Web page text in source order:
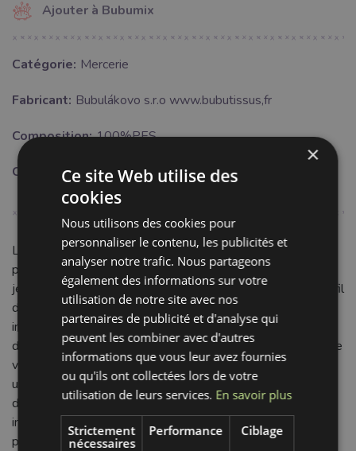
Ajouter à Bubumix
Catégorie: Mercerie
Fabricant: Bubulákovo s.r.o www.bubutissus,fr
Composition: 100%PES
Couleur: gris
Le Fil à coudre Overlock 2700 m (SKU: 41320) est votre
partenaire idéal pour des coutures solides et durables sur
jeans et tissus épais. Conçu en 100% Polyester (PES), ce fil
de surjeteuse offre une robustesse et une longévité
inégalées. Il résiste parfaitement à l'abrasion, à la
décoloration et au rétrécissement, garantissant l'intégrité de
vos créations, même après de multiples lavages et
utilisations intensives. Sa glisse fluide assure une formation
de point régulière et sans effort, pour des finitions
impeccables et professionnelles. D'un coloris gris
polyvalent, il s'intègre harmonieusement avec le denim et
×
Ce site Web utilise des
cookies
Nous utilisons des cookies pour
personnaliser le contenu, les publicités et
analyser notre trafic. Nous partageons
également des informations sur votre
utilisation de notre site avec nos
partenaires de publicité et d'analyse qui
peuvent les combiner avec d'autres
informations que vous leur avez fournies
ou qu'ils ont collectées lors de votre
utilisation de leurs services. En savoir plus
Strictement
nécessaires
Performance Ciblage